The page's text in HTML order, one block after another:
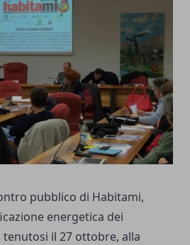
pubblico di Habitami,
energetica dei
il 27 ottobre, alla